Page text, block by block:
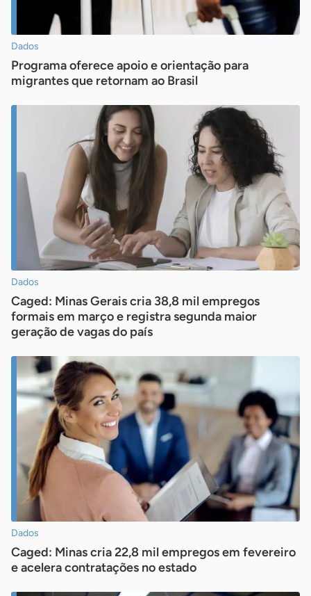
Dados
Programa oferece apoio e orientação para
migrantes que retornam ao Brasil
Dados
Caged: Minas Gerais cria 38,8 mil empregos
formais em março e registra segunda maior
geração de vagas do país
Dados
Caged: Minas cria 22,8 mil empregos em fevereiro
e acelera contratações no estado